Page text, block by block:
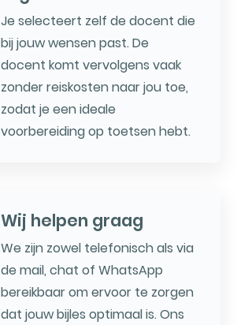
Je selecteert zelf de docent die
bij jouw wensen past. De
docent komt vervolgens vaak
zonder reiskosten naar jou toe,
zodat je een ideale
voorbereiding op toetsen hebt.
Wij helpen graag
We zijn zowel telefonisch als via
de mail, chat of WhatsApp
bereikbaar om ervoor te zorgen
dat jouw bijles optimaal is. Ons